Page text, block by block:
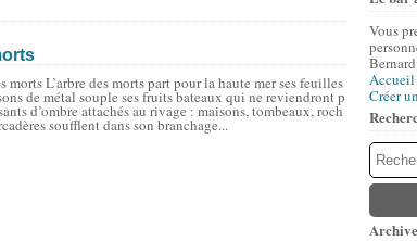
morts L’arbre des morts part pour la haute mer ses feuilles
de métal souple ses fruits bateaux qui ne reviendront p
d’ombre attachés au rivage : maisons, tombeaux, roch
soufflent dans son branchage...
Vous
Créer